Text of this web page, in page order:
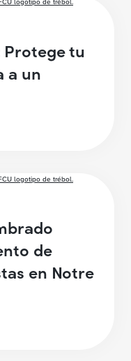
tu
a un
de
en Notre